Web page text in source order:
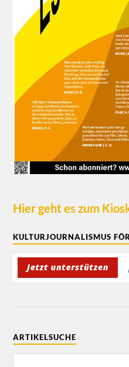
Hier geht es zum
KULTURJOURNALISMUS
ARTIKELSUCHE